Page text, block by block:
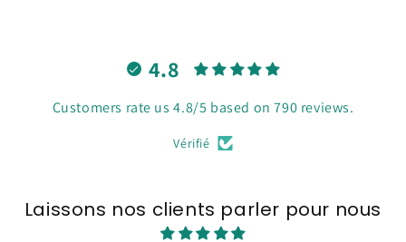
4.8
Customers rate us 4.8/5 based on 790 reviews.
Vérifié
Laissons nos clients parler pour nous